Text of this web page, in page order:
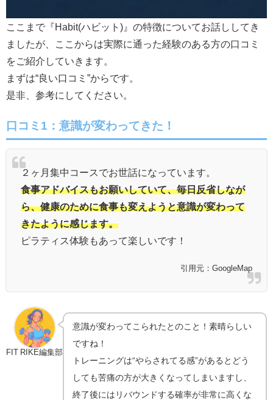
ここまで『Habit(ハビット)』の特徴についてお話ししてき
ましたが、ここからは実際に通った経験のある方の口コミ
をご紹介していきます。
まずは“良い口コミ”からです。
是非、参考にしてください。
口コミ1：意識が変わってきた！
２ヶ月集中コースでお世話になっています。
食事アドバイスもお願いしていて、毎日反省しなが
ら、健康のために食事も変えようと意識が変わって
きたように感じます。
ピラティス体験もあって楽しいです！
引用元：GoogleMap
FIT RIKE編集部
意識が変わってこられたとのこと！素晴らしい
ですね！
トレーニングは“やらされてる感”があるとどう
しても苦痛の方が大きくなってしまいますし、
終了後にはリバウンドする確率が非常に高くな